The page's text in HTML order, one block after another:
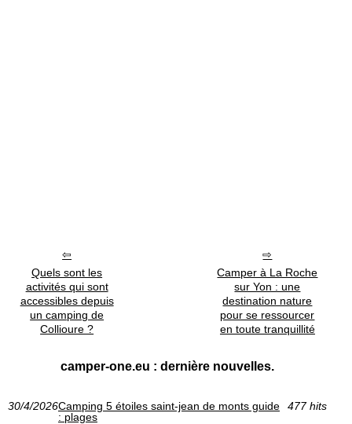
Quels sont les
activités qui sont
accessibles depuis
un camping de
Collioure ?
Camper à La Roche
sur Yon : une
destination nature
pour se ressourcer
en toute tranquillité
camper-one.eu : dernière nouvelles.
30/4/2026Camping 5 étoiles saint-jean de monts guide
: plages
477 hits